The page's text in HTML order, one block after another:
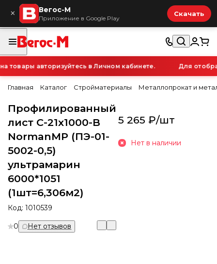
× Вегос-М
Приложение в Google Play
Скачать
авторизуйтесь в Личном кабинете. Для
Главная Каталог Стройматериалы Металлопрокат и
Профилированный
лист С-21х1000-B
NormanMP (ПЭ-01-
5002-0,5)
ультрамарин
6000*1051
(1шт=6,306м2)
Код: 1010539
0 Нет отзывов
5 265 ₽/шт
Нет в наличии